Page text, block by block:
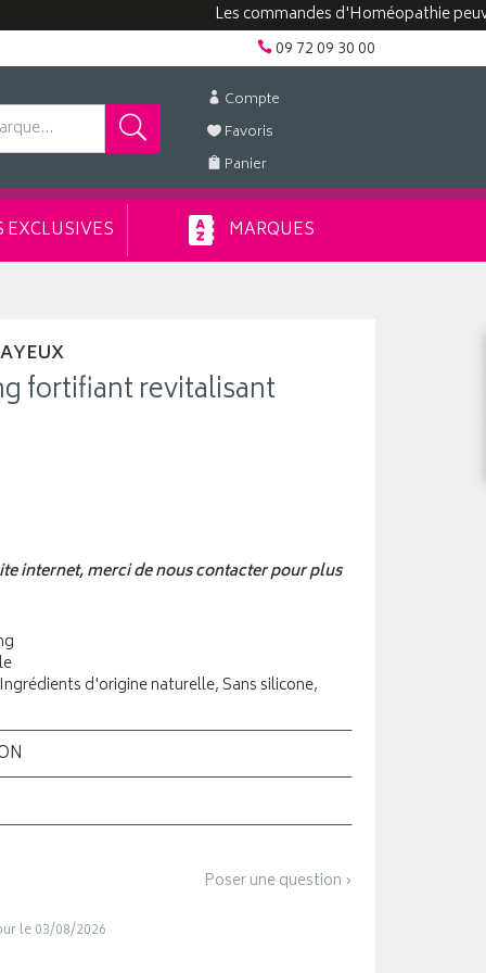
Les commandes d'Homéopathie peuvent
09 72 09 30 00
Compte
Favoris
Panier
EXCLUSIVES MARQUES
fortifiant revitalisant
internet, merci de nous contacter pour plus
d'origine naturelle, Sans silicone,
Poser une question ›
le 03/08/2026